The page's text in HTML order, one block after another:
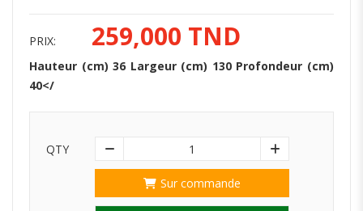
PRIX: 259,000 TND
Hauteur (cm) 36 Largeur (cm) 130 Profondeur (cm)
40</
QTY 1
Sur commande